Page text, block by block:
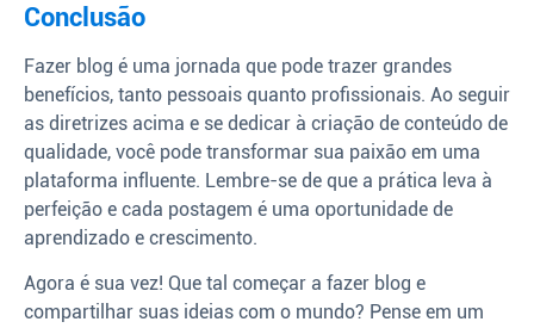
Conclusão
Fazer blog é uma jornada que pode trazer grandes
benefícios, tanto pessoais quanto profissionais. Ao seguir
as diretrizes acima e se dedicar à criação de conteúdo de
qualidade, você pode transformar sua paixão em uma
plataforma influente. Lembre-se de que a prática leva à
perfeição e cada postagem é uma oportunidade de
aprendizado e crescimento.
Agora é sua vez! Que tal começar a fazer blog e
compartilhar suas ideias com o mundo? Pense em um